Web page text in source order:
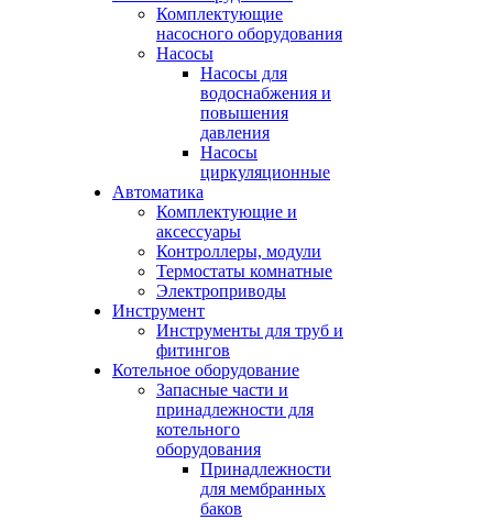
Комплектующие
насосного оборудования
Насосы
Насосы для
водоснабжения и
повышения
давления
Насосы
циркуляционные
Автоматика
Комплектующие и
аксессуары
Контроллеры, модули
Термостаты комнатные
Электроприводы
Инструмент
Инструменты для труб и
фитингов
Котельное оборудование
Запасные части и
принадлежности для
котельного
оборудования
Принадлежности
для мембранных
баков